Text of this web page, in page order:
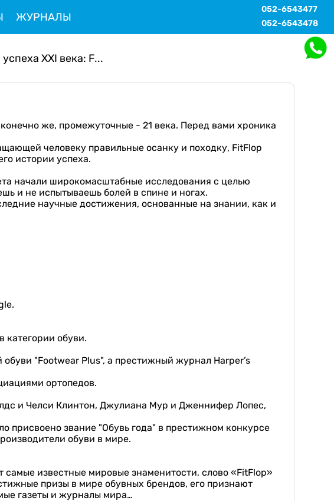
ЖУРНАЛЫ
052-6543477
052-6543478
XXI века: F...
же, промежуточные - 21 века. Перед вами хроника
человеку правильные осанку и походку, FitFlop
истории успеха.
начали широкомасштабные исследования с целью
и не испытываешь болей в спине и ногах.
научные достижения, основанные на знании, как и
обуви.
"Footwear Plus", а престижный журнал Harper’s
ортопедов.
и Челси Клинтон, Джулиана Мур и Дженнифер Лопес,
присвоено звание "Обувь года" в престижном конкурсе
обуви в мире.
известные мировые знаменитости, слово «FitFlop»
призы в мире обувных брендов, его признают
газеты и журналы мира…